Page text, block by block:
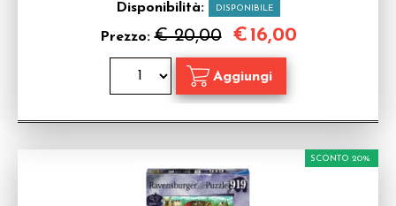
Disponibilità: DISPONIBILE
Prezzo:€ 20,00 €16,00
SCONTO 20%